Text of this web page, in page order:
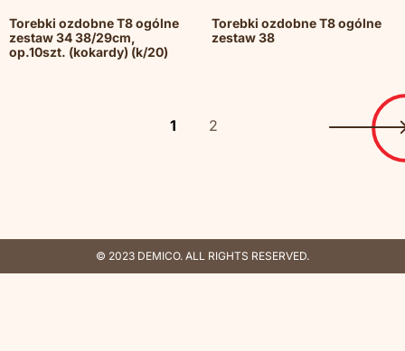
Torebki ozdobne T8 ogólne
zestaw 34 38/29cm,
op.10szt. (kokardy) (k/20)
Torebki ozdobne T8 ogólne
zestaw 38
1 2
© 2023 DEMICO. ALL RIGHTS RESERVED.